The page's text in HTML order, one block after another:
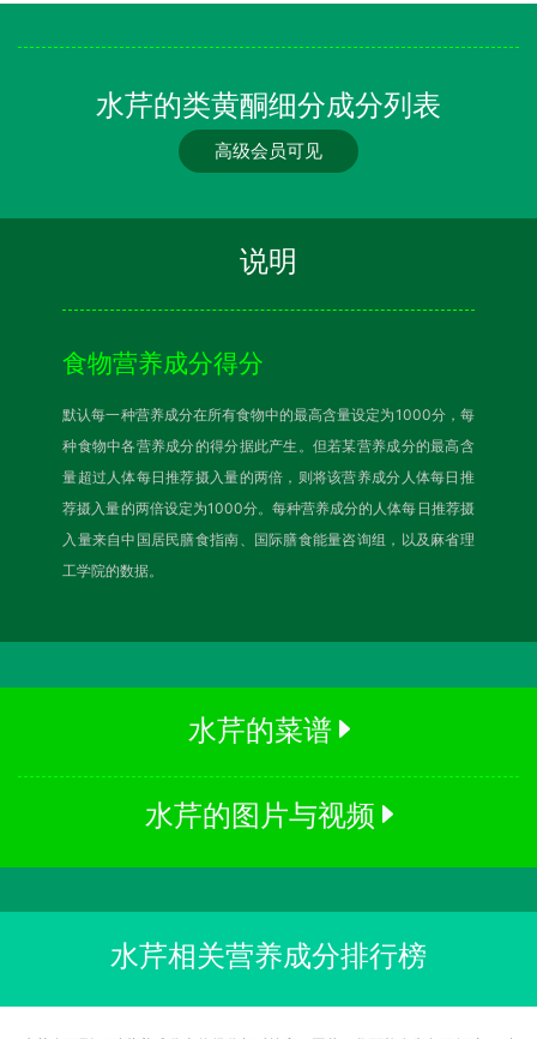
水芹的类黄酮细分成分列表
高级会员可见
说明
食物营养成分得分
默认每一种营养成分在所有食物中的最高含量设定为1000分，每
种食物中各营养成分的得分据此产生。但若某营养成分的最高含
量超过人体每日推荐摄入量的两倍，则将该营养成分人体每日推
荐摄入量的两倍设定为1000分。每种营养成分的人体每日推荐摄
入量来自中国居民膳食指南、国际膳食能量咨询组，以及麻省理
工学院的数据。
水芹的菜谱
水芹的图片与视频
水芹相关营养成分排行榜